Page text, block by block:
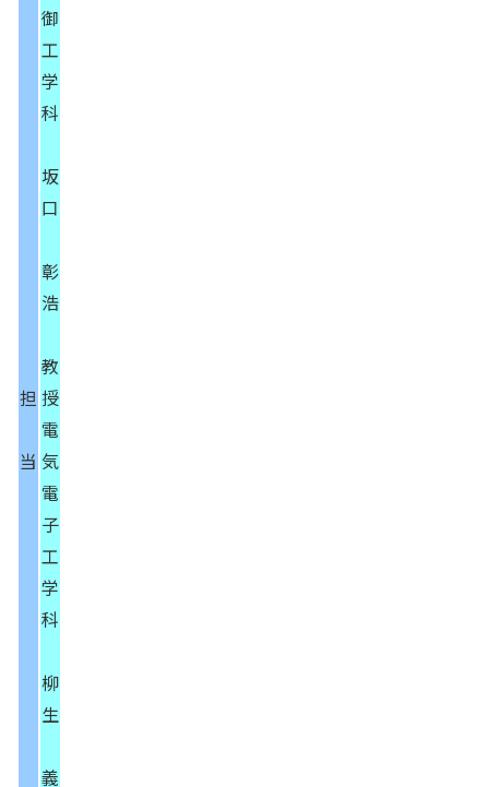
担
当
御
工
学
科
坂
口
彰
浩
教
授
電
気
電
子
工
学
科
柳
生
義